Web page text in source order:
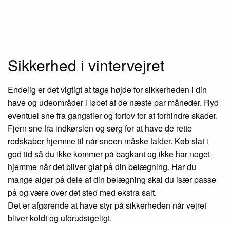
Sikkerhed i vintervejret
Endelig er det vigtigt at tage højde for sikkerheden i din
have og udeområder i løbet af de næste par måneder. Ryd
eventuel sne fra gangstier og fortov for at forhindre skader.
Fjern sne fra indkørslen og sørg for at have de rette
redskaber hjemme til når sneen måske falder. Køb slat i
god tid så du ikke kommer på bagkant og ikke har noget
hjemme når det bliver glat på din belægning. Har du
mange alger på dele af din belægning skal du især passe
på og være over det sted med ekstra salt.
Det er afgørende at have styr på sikkerheden når vejret
bliver koldt og uforudsigeligt.